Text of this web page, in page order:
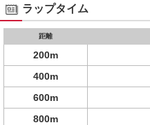
ラップタイム
距離
200m
400m
600m
800m